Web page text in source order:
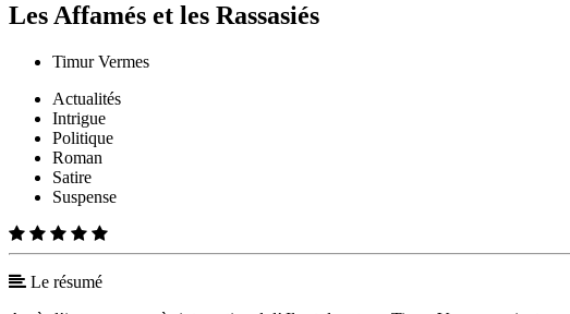
Les Affamés et les Rassasiés
Timur Vermes
Actualités
Intrigue
Politique
Roman
Satire
Suspense
Le résumé